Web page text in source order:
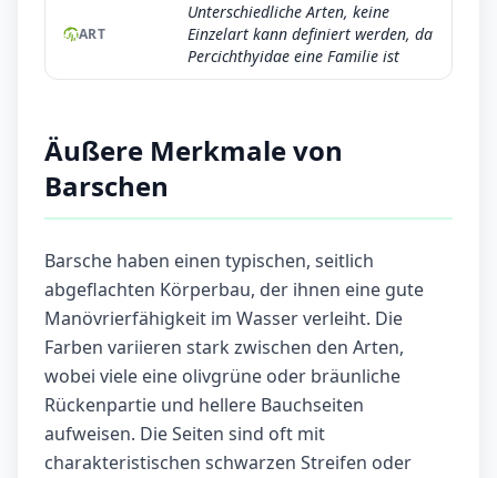
ART
Unterschiedliche Arten, keine
Einzelart kann definiert werden, da
Percichthyidae eine Familie ist
Äußere Merkmale von
Barschen
Barsche haben einen typischen, seitlich
abgeflachten Körperbau, der ihnen eine gute
Manövrierfähigkeit im Wasser verleiht. Die
Farben variieren stark zwischen den Arten,
wobei viele eine olivgrüne oder bräunliche
Rückenpartie und hellere Bauchseiten
aufweisen. Die Seiten sind oft mit
charakteristischen schwarzen Streifen oder